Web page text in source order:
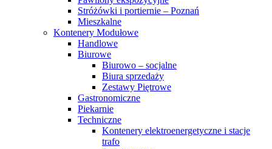
Stróżówki i portiernie – Poznań
Mieszkalne
Kontenery Modułowe
Handlowe
Biurowe
Biurowo – socjalne
Biura sprzedaży
Zestawy Piętrowe
Gastronomiczne
Piekarnie
Techniczne
Kontenery elektroenergetyczne i stacje
trafo